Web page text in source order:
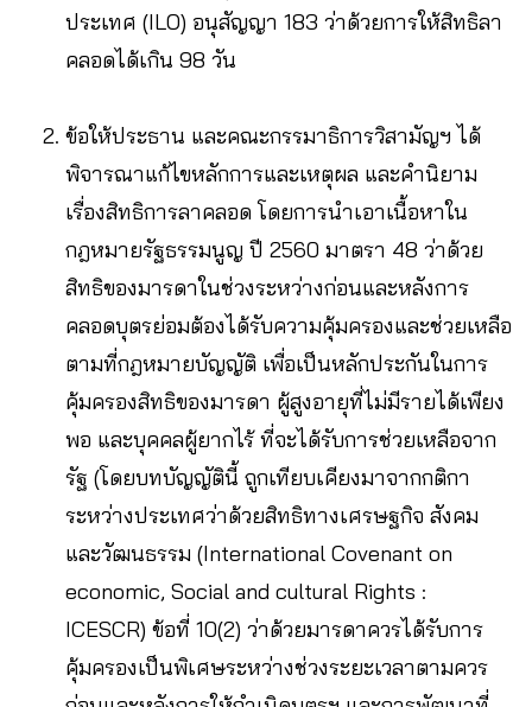
ประเทศ (ILO) อนุสัญญา 183 ว่าด้วยการให้สิทธิลา
คลอดได้เกิน 98 วัน
ข้อให้ประธาน และคณะกรรมาธิการวิสามัญฯ ได้
พิจารณาแก้ไขหลักการและเหตุผล และคำนิยาม
เรื่องสิทธิการลาคลอด โดยการนำเอาเนื้อหาใน
กฎหมายรัฐธรรมนูญ ปี 2560 มาตรา 48 ว่าด้วย
สิทธิของมารดาในช่วงระหว่างก่อนและหลังการ
คลอดบุตรย่อมต้องได้รับความคุ้มครองและช่วยเหลือ
ตามที่กฎหมายบัญญัติ เพื่อเป็นหลักประกันในการ
คุ้มครองสิทธิของมารดา ผู้สูงอายุที่ไม่มีรายได้เพียง
พอ และบุคคลผู้ยากไร้ ที่จะได้รับการช่วยเหลือจาก
รัฐ (โดยบทบัญญัตินี้ ถูกเทียบเคียงมาจากกติกา
ระหว่างประเทศว่าด้วยสิทธิทางเศรษฐกิจ สังคม
และวัฒนธรรม (International Covenant on
economic, Social and cultural Rights :
ICESCR) ข้อที่ 10(2) ว่าด้วยมารดาควรได้รับการ
คุ้มครองเป็นพิเศษระหว่างช่วงระยะเวลาตามควร